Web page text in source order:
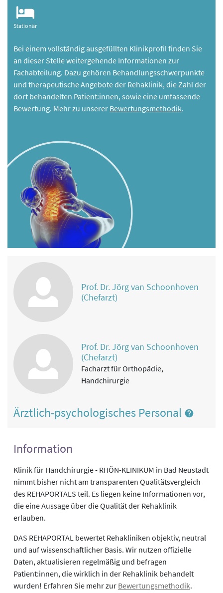
Stationär
Bei einem vollständig ausgefüllten Klinikprofil finden Sie
an dieser Stelle weitergehende Informationen zur
Fachabteilung. Dazu gehören Behandlungsschwerpunkte
und therapeutische Angebote der Rehaklinik, die Zahl der
dort behandelten Patient:innen, sowie eine umfassende
Bewertung. Mehr zu unserer Bewertungsmethodik.
Prof. Dr. Jörg van Schoonhoven
(Chefarzt)
Prof. Dr. Jörg van Schoonhoven
(Chefarzt)
Facharzt für Orthopädie,
Handchirurgie
Ärztlich-psychologisches Personal
Information
Klinik für Handchirurgie - RHÖN-KLINIKUM in Bad Neustadt
nimmt bisher nicht am transparenten Qualitätsvergleich
des REHAPORTALS teil. Es liegen keine Informationen vor,
die eine Aussage über die Qualität der Rehaklinik
erlauben.
DAS REHAPORTAL bewertet Rehakliniken objektiv, neutral
und auf wissenschaftlicher Basis. Wir nutzen offizielle
Daten, aktualisieren regelmäßig und befragen
Patient:innen, die wirklich in der Rehaklinik behandelt
wurden! Erfahren Sie mehr zur Bewertungsmethodik.